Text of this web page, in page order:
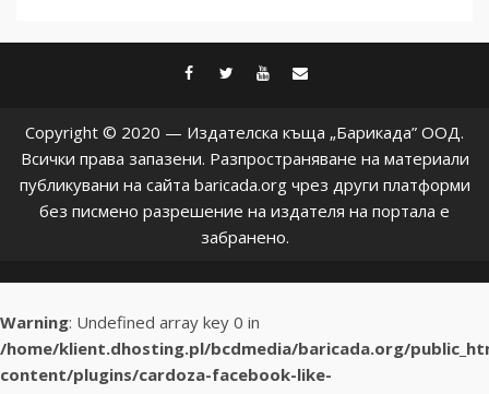
facebook
twitter
youtube
Copyright © 2020 — Издателска къща „Барикада” ООД.
Всички права запазени. Разпространяване на материали
публикувани на сайта baricada.org чрез други платформи
без писмено разрешение на издателя на портала е
забранено.
Warning: Undefined array key 0 in
/home/klient.dhosting.pl/bcdmedia/baricada.org/
content/plugins/cardoza-facebook-like-